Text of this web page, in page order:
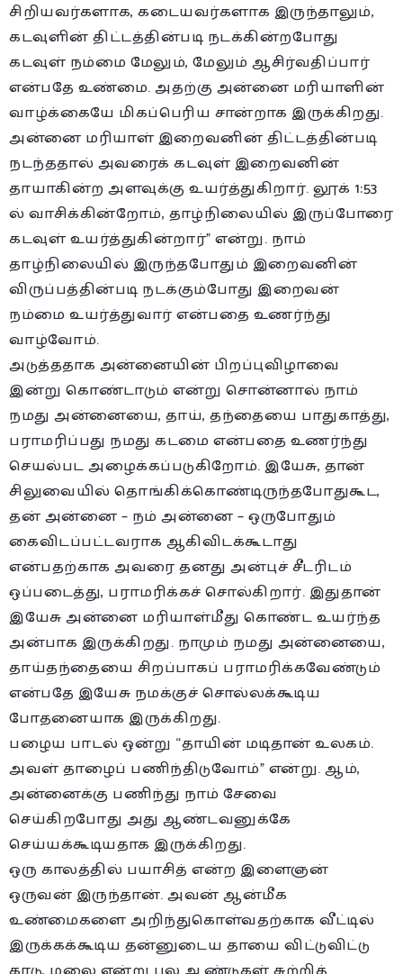
சிறியவர்களாக, கடையவர்களாக இருந்தாலும்,
கடவுளின் திட்டத்தின்படி நடக்கின்றபோது
கடவுள் நம்மை மேலும், மேலும் ஆசிர்வதிப்பார்
என்பதே உண்மை. அதற்கு அன்னை மரியாளின்
வாழ்க்கையே மிகப்பெரிய சான்றாக இருக்கிறது.
அன்னை மரியாள் இறைவனின் திட்டத்தின்படி
நடந்ததால் அவரைக் கடவுள் இறைவனின்
தாயாகின்ற அளவுக்கு உயர்த்துகிறார். லூக் 1:53
ல் வாசிக்கின்றோம், தாழ்நிலையில் இருப்போரை
கடவுள் உயர்த்துகின்றார்” என்று. நாம்
தாழ்நிலையில் இருந்தபோதும் இறைவனின்
விருப்பத்தின்படி நடக்கும்போது இறைவன்
நம்மை உயர்த்துவார் என்பதை உணர்ந்து
வாழ்வோம்.
அடுத்ததாக அன்னையின் பிறப்புவிழாவை
இன்று கொண்டாடும் என்று சொன்னால் நாம்
நமது அன்னையை, தாய், தந்தையை பாதுகாத்து,
பராமரிப்பது நமது கடமை என்பதை உணர்ந்து
செயல்பட அழைக்கப்படுகிறோம். இயேசு, தான்
சிலுவையில் தொங்கிக்கொண்டிருந்தபோதுகூட,
தன் அன்னை – நம் அன்னை – ஒருபோதும்
கைவிடப்பட்டவராக ஆகிவிடக்கூடாது
என்பதற்காக அவரை தனது அன்புச் சீடரிடம்
ஒப்படைத்து, பராமரிக்கச் சொல்கிறார். இதுதான்
இயேசு அன்னை மரியாள்மீது கொண்ட உயர்ந்த
அன்பாக இருக்கிறது. நாமும் நமது அன்னையை,
தாய்தந்தையை சிறப்பாகப் பராமரிக்கவேண்டும்
என்பதே இயேசு நமக்குச் சொல்லக்கூடிய
போதனையாக இருக்கிறது.
பழைய பாடல் ஒன்று “தாயின் மடிதான் உலகம்.
அவள் தாழைப் பணிந்திடுவோம்” என்று. ஆம்,
அன்னைக்கு பணிந்து நாம் சேவை
செய்கிறபோது அது ஆண்டவனுக்கே
செய்யக்கூடியதாக இருக்கிறது.
ஒரு காலத்தில் பயாசித் என்ற இளைஞன்
ஒருவன் இருந்தான். அவன் ஆன்மீக
உண்மைகளை அறிந்துகொள்வதற்காக வீட்டில்
இருக்கக்கூடிய தன்னுடைய தாயை விட்டுவிட்டு